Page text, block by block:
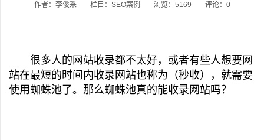
作者：李俊采 栏目： SEO案例 浏览：5169 评论：0
很多人的网站收录都不太好，或者有些人想要网
站在最短的时间内收录网站也称为（秒收），就需要
使用蜘蛛池了。那么蜘蛛池真的能收录网站吗？